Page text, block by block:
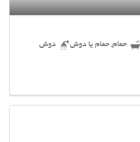
حمام, حمام یا دوش دوش